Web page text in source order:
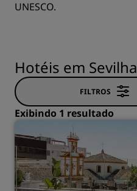
UNESCO.
Hotéis em Sevilha
FILTROS
Exibindo 1 resultado